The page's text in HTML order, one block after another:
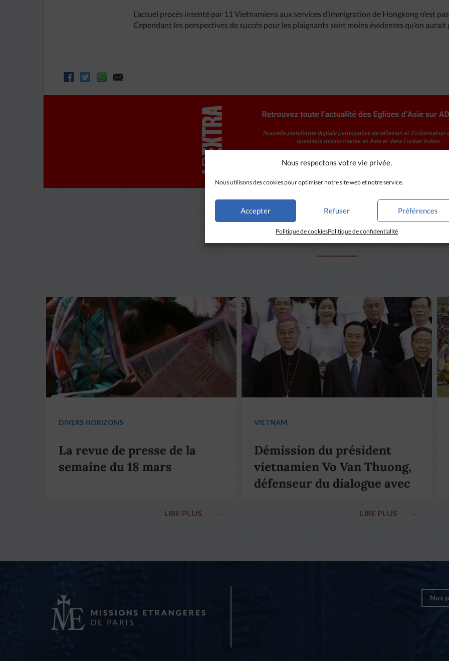
Nous respectons votre vie privée.
Nous utilisons des cookies pour optimiser notre site web et notre service.
Accepter Refuser Préférences
Politique de cookiesPolitique de confidentialité
L’actuel procès intenté par 11 Vietnamiens aux services d’immigration de Hongkong n’est
Cependant les perspectives de succès pour les plaignants sont moins évidentes qu’on
A LIRE AUSSI
DIVERS HORIZONS
La revue de presse de la
semaine du 18 mars
LIRE PLUS →
VIETNAM
Démission du président
vietnamien Vo Van Thuong,
défenseur du dialogue avec
LIRE PLUS →
Nos